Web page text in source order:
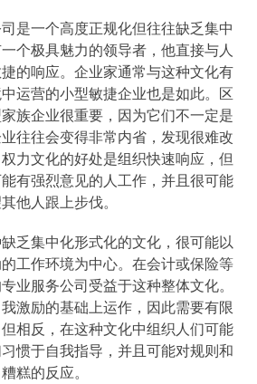
是一个高度正规化但往往缺乏集中
个极具魅力的领导者，他直接与人
的响应。企业家通常与这种文化有
运营的小型敏捷企业也是如此。区
族企业很重要，因为它们不一定是
往往会变得非常内省，发现很难改
力文化的好处是组织快速响应，但
有强烈意见的人工作，并且很可能
他人跟上步伐。
乏集中化形式化的文化，很可能以
工作环境为中心。在会计或保险等
业服务公司受益于这种整体文化。
激励的基础上运作，因此需要有限
相反，在这种文化中组织人们可能
惯于自我指导，并且可能对规则和
糕的反应。